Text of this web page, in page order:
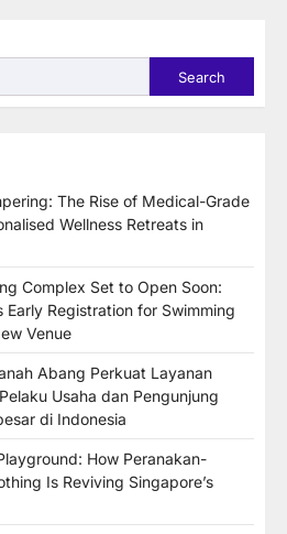
Search
The Rise of Medical-Grade
Wellness Retreats in
Complex Set to Open Soon:
Early Registration for Swimming
Venue
Abang Perkuat Layanan
Usaha dan Pengunjung
di Indonesia
How Peranakan-
Is Reviving Singapore’s